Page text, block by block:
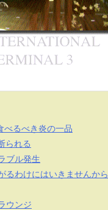
べるべき炎の一品
られる
ブル発生
るわけにはいきませんから
ウンジ